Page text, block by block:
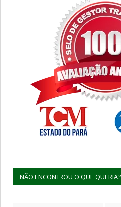
NÃO ENCONTROU O QUE QUERIA?